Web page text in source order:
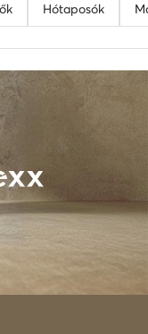
Hótaposók